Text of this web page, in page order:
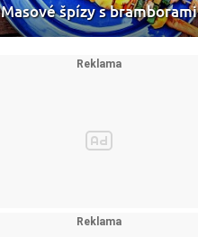
Masové špízy s bramborami